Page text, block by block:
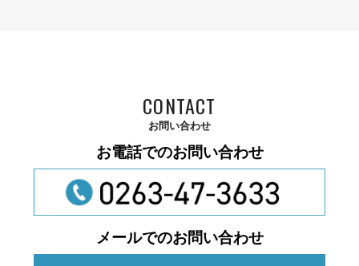
CONTACT
お問い合わせ
お電話でのお問い合わせ
メールでのお問い合わせ